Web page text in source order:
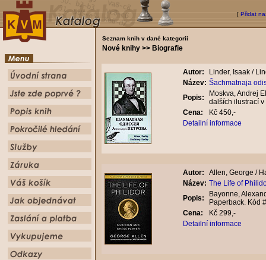
[ Přidat
Seznam knih v dané kategorii
Nové knihy >> Biografie
Autor:
Linder, Isaak /
Název: Šachmatnaja
Popis:
Moskva, Andrej
dalších ilustrací
Cena:
Kč 450,-
Detailní informace
Autor:
Allen, George /
Název: The Life of
Popis:
Bayonne,
Paperback. Kód
Cena:
Kč 299,-
Detailní informace